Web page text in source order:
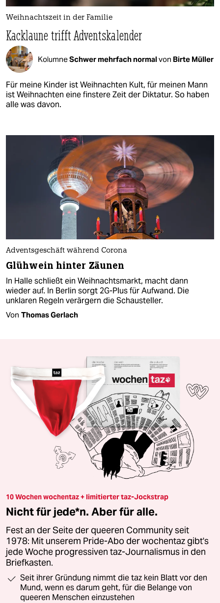
Weihnachtszeit in der Familie
Kacklaune trifft Adventskalender
KolumneSchwer mehrfach normalvon Birte Müller
Für meine Kinder ist Weihnachten Kult, für meinen Mann
ist Weihnachten eine finstere Zeit der Diktatur. So haben
alle was davon.
Adventsgeschäft während Corona
Glühwein hinter Zäunen
In Halle schließt ein Weihnachtsmarkt, macht dann
wieder auf. In Berlin sorgt 2G-Plus für Aufwand. Die
unklaren Regeln verärgern die Schausteller.
Von Thomas Gerlach
10 Wochen wochentaz + limitierter taz-Jockstrap
Nicht für jede*n. Aber für alle.
Fest an der Seite der queeren Community seit
1978: Mit unserem Pride-Abo der wochentaz gibt's
jede Woche progressiven taz-Journalismus in den
Briefkasten.
Seit ihrer Gründung nimmt die taz kein Blatt vor den
Mund, wenn es darum geht, für die Belange von
queeren Menschen einzustehen